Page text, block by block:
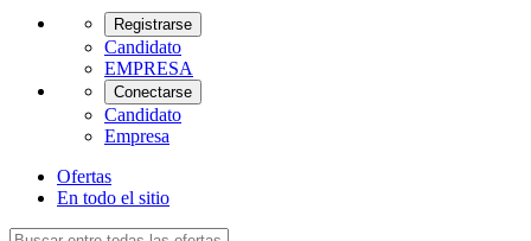
Registrarse
Candidato
EMPRESA
Conectarse
Candidato
Empresa
Ofertas
En todo el sitio